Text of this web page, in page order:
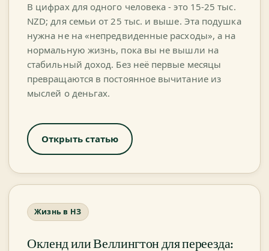
В цифрах для одного человека - это 15-25 тыс.
NZD; для семьи от 25 тыс. и выше. Эта подушка
нужна не на «непредвиденные расходы», а на
нормальную жизнь, пока вы не вышли на
стабильный доход. Без неё первые месяцы
превращаются в постоянное вычитание из
мыслей о деньгах.
Открыть статью
Жизнь в НЗ
Окленд или Веллингтон для переезда: